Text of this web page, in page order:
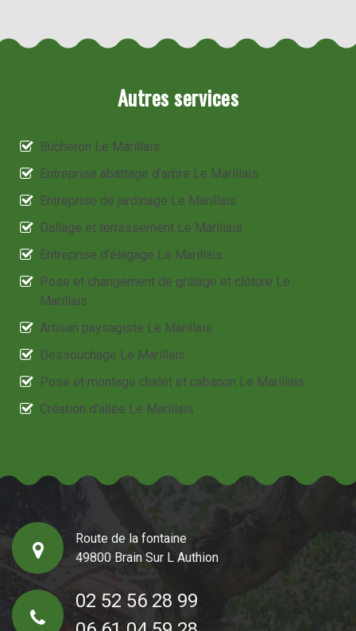
Autres services
Bûcheron Le Marillais
Entreprise abattage d'arbre Le Marillais
Entreprise de jardinage Le Marillais
Dallage et terrassement Le Marillais
Entreprise d'élagage Le Marillais
Pose et changement de grillage et clôture Le
Marillais
Artisan paysagiste Le Marillais
Dessouchage Le Marillais
Pose et montage chalet et cabanon Le Marillais
Création d'allée Le Marillais
Route de la fontaine
49800 Brain Sur L Authion
02 52 56 28 99